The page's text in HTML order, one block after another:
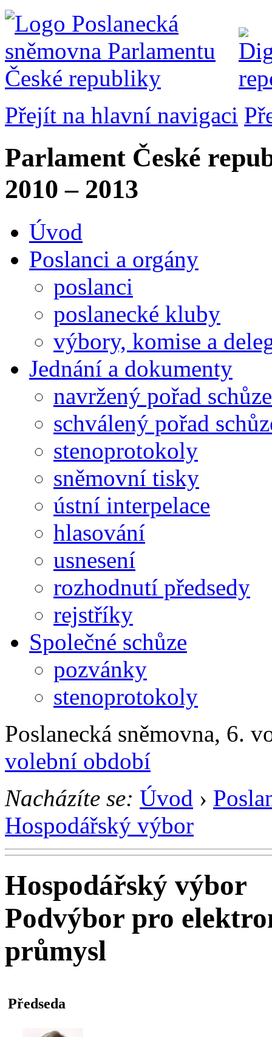
Přejít na hlavní navigaci
Parlament České
2010 – 2013
Úvod
Poslanci a orgány
poslanci
poslanecké kluby
výbory, komise a
Jednání a dokumenty
navržený pořad schůze
schválený pořad
stenoprotokoly
sněmovní tisky
ústní interpelace
hlasování
usnesení
rozhodnutí předsedy
rejstříky
Společné schůze
pozvánky
stenoprotokoly
Poslanecká sněmovna, 6.
volební období
Nacházíte se: Úvod ›
Hospodářský výbor
Hospodářský výbor
Podvýbor pro
průmysl
Předseda